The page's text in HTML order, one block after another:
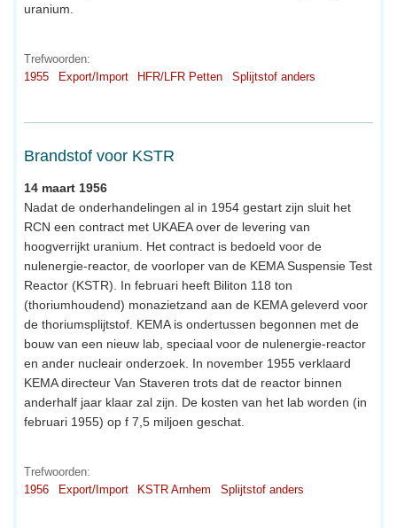
uranium.
Trefwoorden:
1955
Export/Import HFR/LFR Petten Splijtstof anders
Brandstof voor KSTR
14 maart 1956
Nadat de onderhandelingen al in 1954 gestart zijn sluit het
RCN een contract met UKAEA over de levering van
hoogverrijkt uranium. Het contract is bedoeld voor de
nulenergie-reactor, de voorloper van de KEMA Suspensie Test
Reactor (KSTR). In februari heeft Biliton 118 ton
(thoriumhoudend) monazietzand aan de KEMA geleverd voor
de thoriumsplijtstof. KEMA is ondertussen begonnen met de
bouw van een nieuw lab, speciaal voor de nulenergie-reactor
en ander nucleair onderzoek. In november 1955 verklaard
KEMA directeur Van Staveren trots dat de reactor binnen
anderhalf jaar klaar zal zijn. De kosten van het lab worden (in
februari 1955) op f 7,5 miljoen geschat.
Trefwoorden:
1956
Export/Import KSTR Arnhem Splijtstof anders